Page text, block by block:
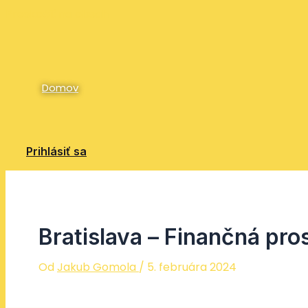
Domov
Prihlásiť sa
Bratislava – Finančná
OdJakub Gomola / 5. februára 2024